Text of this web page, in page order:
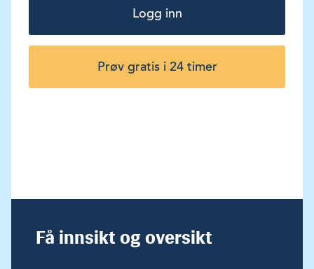
Logg inn
Prøv gratis i 24 timer
Få innsikt og oversikt